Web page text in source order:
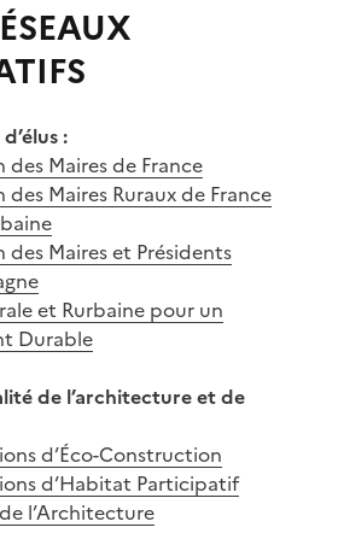
:
des Maires de France
des Maires Ruraux de France
des Maires et Présidents
et Rurbaine pour un
Durable
de l’architecture et de
d’Éco-Construction
d’Habitat Participatif
l’Architecture